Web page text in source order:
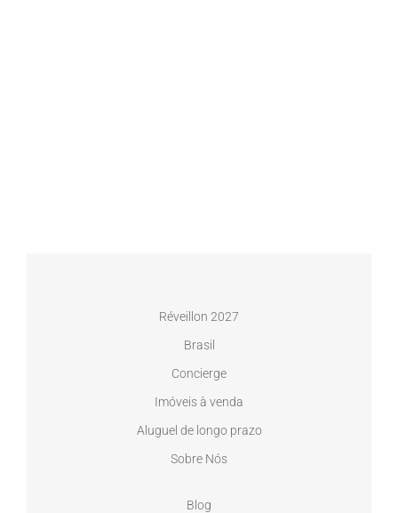
Réveillon 2027
Brasil
Concierge
Imóveis à venda
Aluguel de longo prazo
Sobre Nós
Blog